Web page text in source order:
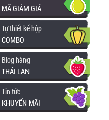
MÃ GIẢM GIÁ
Tự thiết kế hộp
COMBO
Blog hàng
THÁI LAN
Tin tức
KHUYẾN MÃI